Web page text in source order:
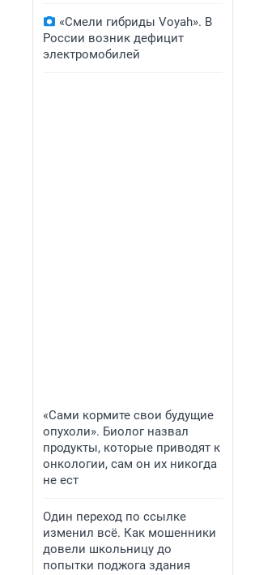
«Смели гибриды Voyah». В
России возник дефицит
электромобилей
«Сами кормите свои будущие
опухоли». Биолог назвал
продукты, которые приводят к
онкологии, сам он их никогда
не ест
Один переход по ссылке
изменил всё. Как мошенники
довели школьницу до
попытки поджога здания